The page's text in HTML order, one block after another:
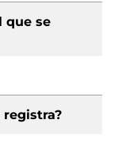
que se
registra?